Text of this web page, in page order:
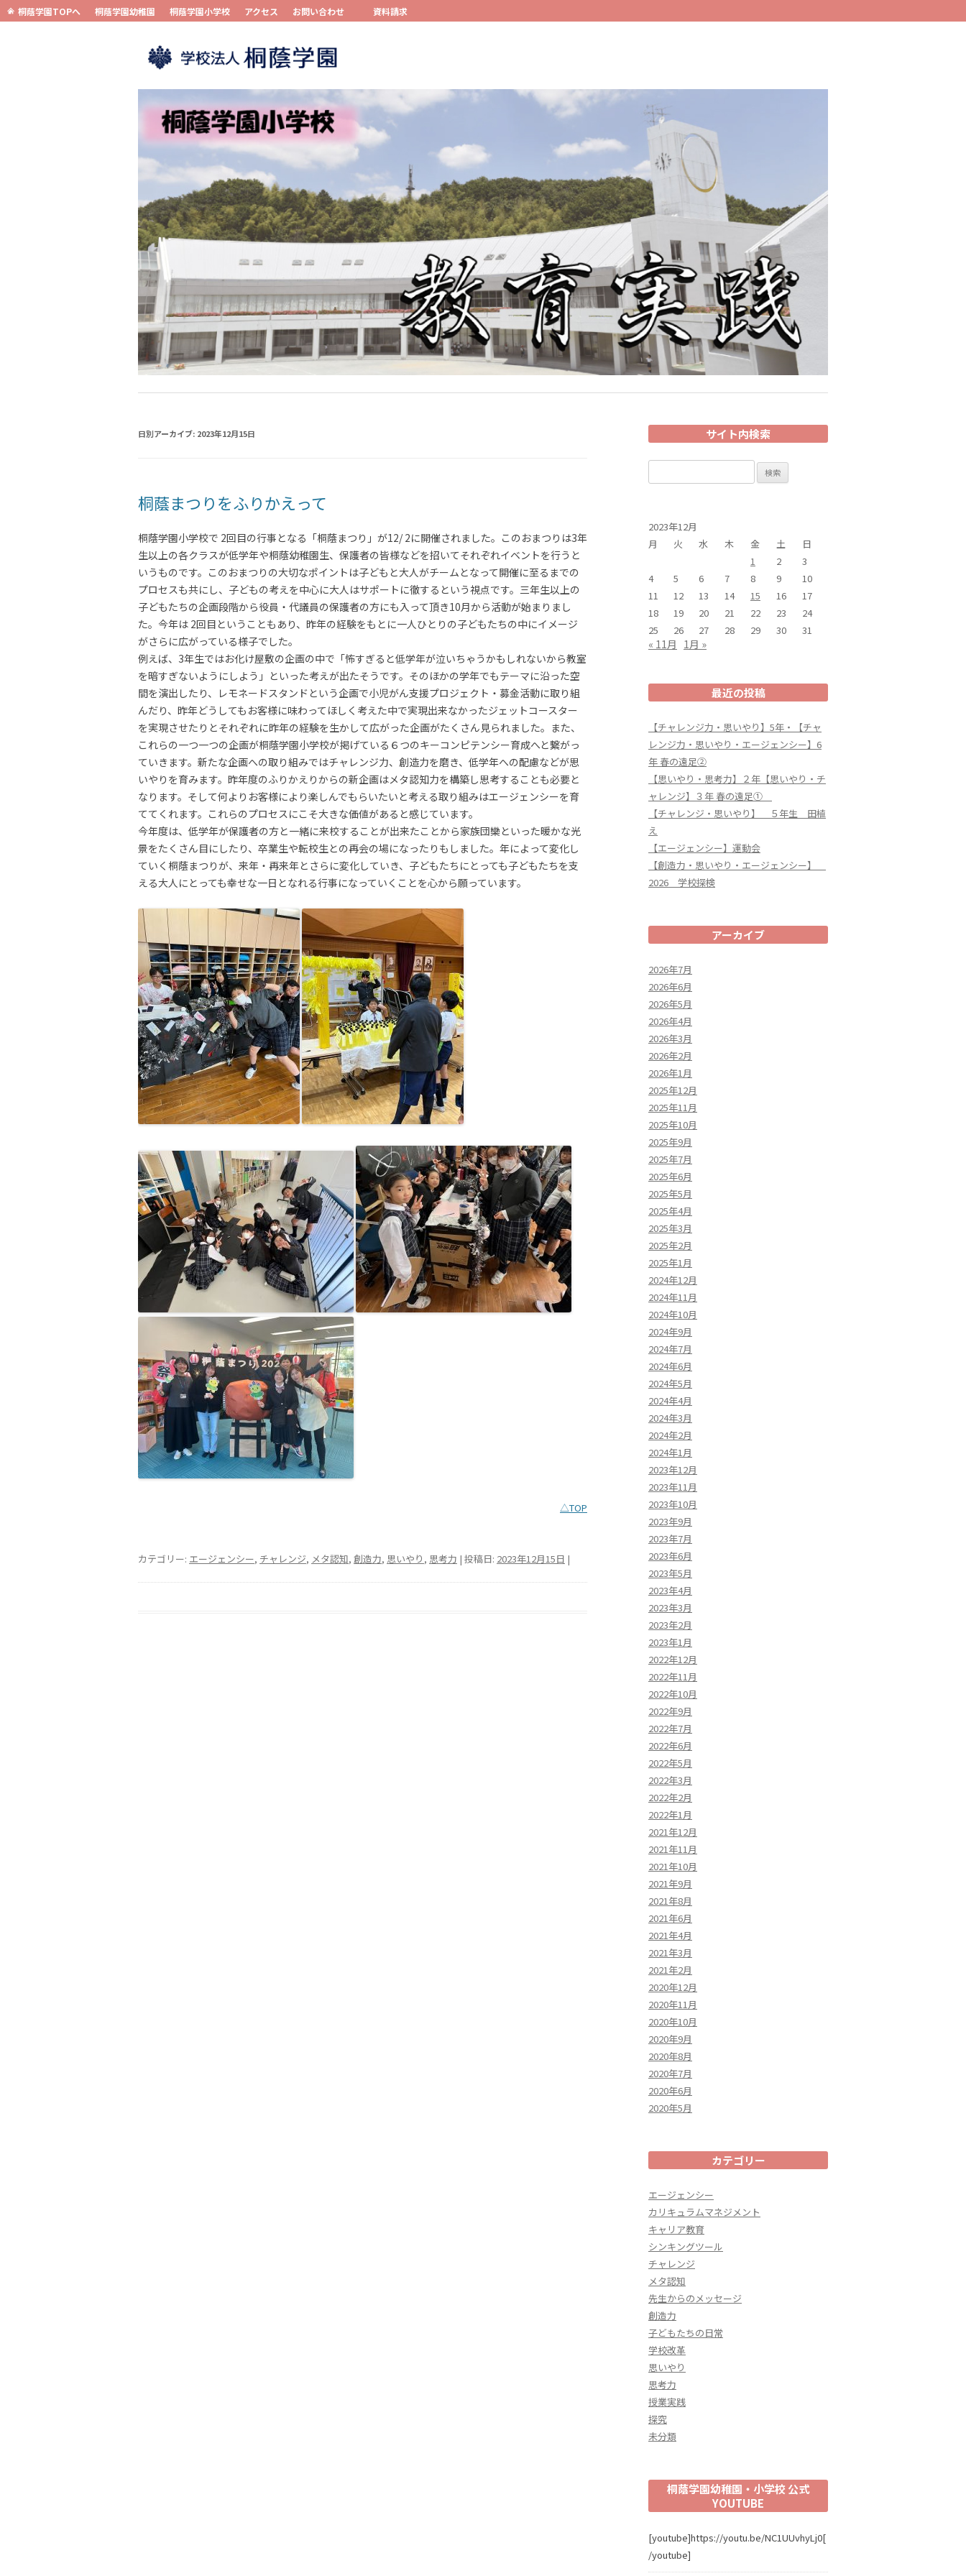
桐蔭学園TOPへ 桐蔭学園幼稚園 桐蔭学園小学校 アクセス お問い合わせ 資料請求
コンテンツへスキップ
日別アーカイブ: 2023年12月15日
桐蔭まつりをふりかえって
桐蔭学園小学校で 2回目の行事となる「桐蔭まつり」が12/ 2に開催されました。このおまつりは3年
生以上の各クラスが低学年や桐蔭幼稚園生、保護者の皆様などを招いてそれぞれイベントを行うと
いうものです。このおまつりの大切なポイントは子どもと大人がチームとなって開催に至るまでの
プロセスも共にし、子どもの考えを中心に大人はサポートに徹するという視点です。三年生以上の
子どもたちの企画段階から役員・代議員の保護者の方にも入って頂き10月から活動が始まりまし
た。今年は 2回目ということもあり、昨年の経験をもとに一人ひとりの子どもたちの中にイメージ
がさらに広がっている様子でした。
例えば、3年生ではお化け屋敷の企画の中で「怖すぎると低学年が泣いちゃうかもしれないから教室
を暗すぎないようにしよう」といった考えが出たそうです。そのほかの学年でもテーマに沿った空
間を演出したり、レモネードスタンドという企画で小児がん支援プロジェクト・募金活動に取り組
んだり、昨年どうしてもお客様に味わってほしく考えた中で実現出来なかったジェットコースター
を実現させたりとそれぞれに昨年の経験を生かして広がった企画がたくさん見られました。また、
これらの一つ一つの企画が桐蔭学園小学校が掲げている６つのキーコンピテンシー育成へと繋がっ
ていきます。新たな企画への取り組みではチャレンジ力、創造力を磨き、低学年への配慮などが思
いやりを育みます。昨年度のふりかえりからの新企画はメタ認知力を構築し思考することも必要と
なります。そして何よりお客様により楽しんでもらいたいと考える取り組みはエージェンシーを育
ててくれます。これらのプロセスにこそ大きな価値があると感じています。
今年度は、低学年が保護者の方と一緒に来校することが出来たことから家族団欒といった暖かな光
景をたくさん目にしたり、卒業生や転校生との再会の場になったりもしました。年によって変化し
ていく桐蔭まつりが、来年・再来年とさらに変化していき、子どもたちにとっても子どもたちを支
える大人にとっても幸せな一日となれる行事になっていくことを心から願っています。
△TOP
カテゴリー: エージェンシー, チャレンジ, メタ認知, 創造力, 思いやり , 思考力 | 投稿日: 2023年12月15日 |
サイト内検索
索:
2023年12月
月
火 水 木 金 土
日
1
2
3
4
5 6 7 8 9
10
11
12 13 14 15 16
17
18
19 20 21 22 23
24
25
26 27 28 29 30 31
« 11月 1月 »
最近の投稿
【チャレンジ力・思いやり】5年・【チャ
レンジ力・思いやり・エージェンシー】6
年 春の遠足②
【思いやり・思考力】２年【思いやり・チ
ャレンジ】３年 春の遠足①
【チャレンジ・思いやり】 ５年生 田植
え
【エージェンシー】運動会
【創造力・思いやり・エージェンシー】
2026 学校探検
アーカイブ
2026年7月
2026年6月
2026年5月
2026年4月
2026年3月
2026年2月
2026年1月
2025年12月
2025年11月
2025年10月
2025年9月
2025年7月
2025年6月
2025年5月
2025年4月
2025年3月
2025年2月
2025年1月
2024年12月
2024年11月
2024年10月
2024年9月
2024年7月
2024年6月
2024年5月
2024年4月
2024年3月
2024年2月
2024年1月
2023年12月
2023年11月
2023年10月
2023年9月
2023年7月
2023年6月
2023年5月
2023年4月
2023年3月
2023年2月
2023年1月
2022年12月
2022年11月
2022年10月
2022年9月
2022年7月
2022年6月
2022年5月
2022年3月
2022年2月
2022年1月
2021年12月
2021年11月
2021年10月
2021年9月
2021年8月
2021年6月
2021年4月
2021年3月
2021年2月
2020年12月
2020年11月
2020年10月
2020年9月
2020年8月
2020年7月
2020年6月
2020年5月
カテゴリー
エージェンシー
カリキュラムマネジメント
キャリア教育
シンキングツール
チャレンジ
メタ認知
先生からのメッセージ
創造力
子どもたちの日常
学校改革
思いやり
思考力
授業実践
探究
未分類
桐蔭学園幼稚園・小学校 公式
YOUTUBE
[youtube]https://youtu.be/NC1UUvhyLj0[
/youtube]